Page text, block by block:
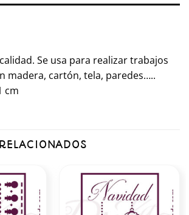
Se usa para realizar trabajos
madera, cartón, tela, paredes…..
cm